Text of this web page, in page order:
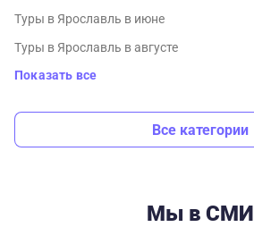
Туры в Ярославль в июне
Туры в Ярославль в августе
Показать все
Все категории
Мы в СМИ